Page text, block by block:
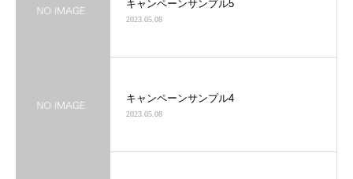
キャンペーンサンプル5
2023.05.08
キャンペーンサンプル4
2023.05.08